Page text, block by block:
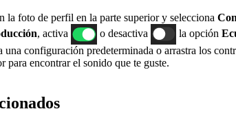
la foto de perfil en la parte superior y selecciona
, activa o desactiva la opción
una configuración predeterminada o arrastra los
para encontrar el sonido que te guste.